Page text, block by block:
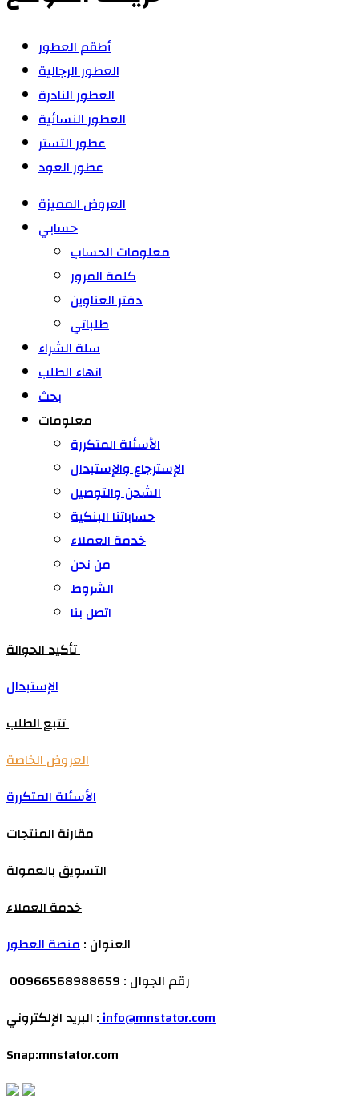
أطقم العطور
العطور الرجالية
العطور النادرة
العطور النسائية
عطور التستر
عطور العود
العروض المميزة
حسابي
معلومات الحساب
كلمة المرور
دفتر العناوين
طلباتي
سلة الشراء
انهاء الطلب
بحث
معلومات
الأسئلة المتكررة
الإسترجاع والإستبدال
الشحن والتوصيل
حساباتنا البنكية
خدمة العملاء
من نحن
الشروط
اتصل بنا
تأكيد الحوالة
الإستبدال
تتبع الطلب
العروض الخاصة
الأسئلة المتكررة
مقارنة المنتجات
التسويق بالعمولة
خدمة العملاء
العنوان :منصة العطور
رقم الجوال : 00966568988659
البريد الإلكتروني :info@mnstator.com
Snap:mnstator.com